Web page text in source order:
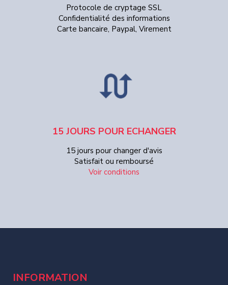
Protocole de cryptage SSL
Confidentialité des informations
Carte bancaire, Paypal, Virement
15 JOURS POUR ECHANGER
15 jours pour changer d'avis
Satisfait ou remboursé
Voir conditions
INFORMATION